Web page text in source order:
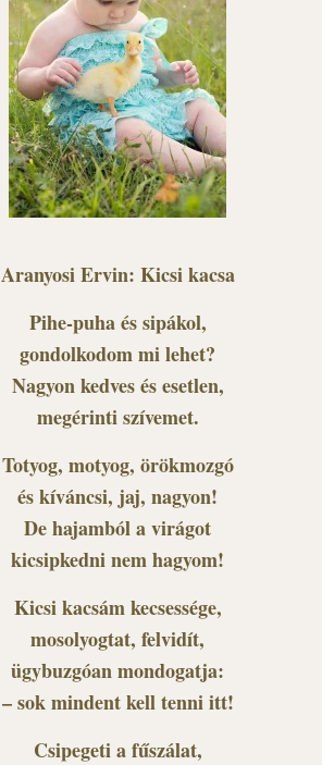
Aranyosi Ervin: Kicsi kacsa
Pihe-puha és sipákol,
gondolkodom mi lehet?
Nagyon kedves és esetlen,
megérinti szívemet.
Totyog, motyog, örökmozgó
és kíváncsi, jaj, nagyon!
De hajamból a virágot
kicsipkedni nem hagyom!
Kicsi kacsám kecsessége,
mosolyogtat, felvidít,
ügybuzgóan mondogatja:
– sok mindent kell tenni itt!
Csipegeti a fűszálat,